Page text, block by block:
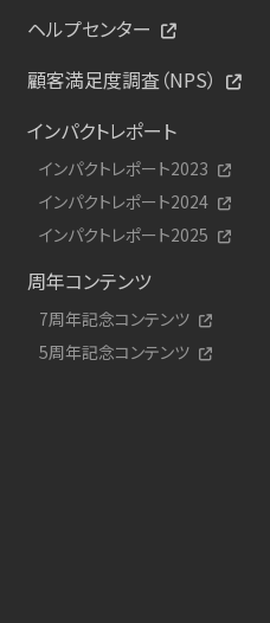
ヘルプセンター
顧客満足度調査（NPS）
インパクトレポート
インパクトレポート2023
インパクトレポート2024
インパクトレポート2025
周年コンテンツ
7周年記念コンテンツ
5周年記念コンテンツ